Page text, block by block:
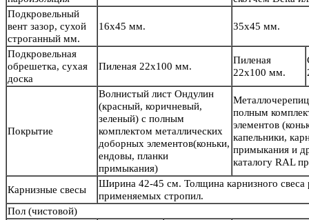
Подкровельный
вент зазор, сухой
строганный мм.
16х45 мм. 35х45 мм.
Подкровельная
обрешетка, сухая
доска
Пиленая 22х100 мм.
Пиленая
22х100 мм.
Покрытие
Волнистый лист Ондулин
(красный, коричневый,
зеленый) с полным
комплектом металлических
доборных элементов(коньки,
ендовы, планки
примыкания)
полным
элементов
капельники,
примыкания и
каталогу RAL
Карнизные свесы
Ширина 42-45 см. Толщина карнизного свеса
применяемых стропил.
Пол (чистовой)